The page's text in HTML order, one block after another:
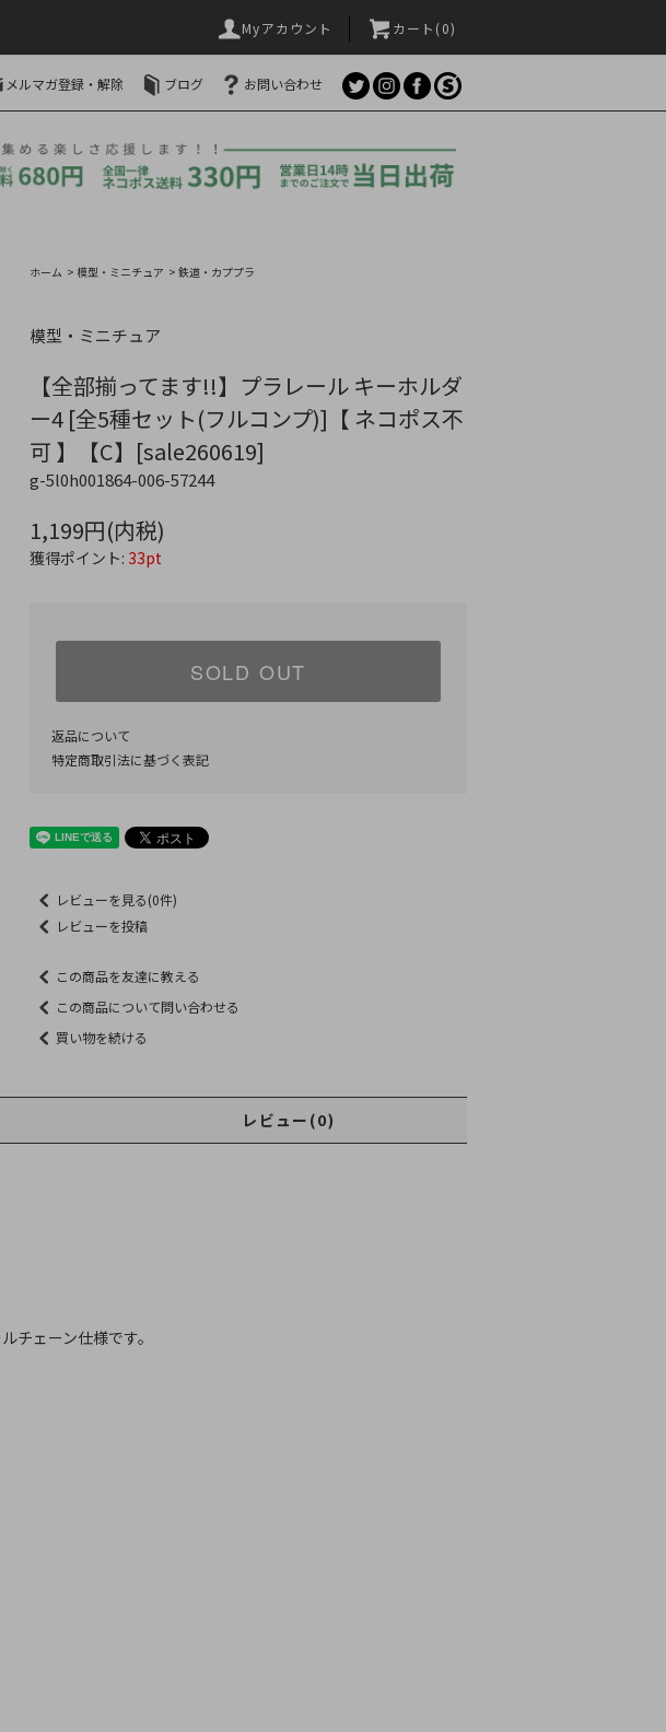
Myアカウント カート(0)
メルマガ登録・解除 ブログ お問い合わせ
ホーム > 模型・ミニチュア > 鉄道・カププラ
模型・ミニチュア
【全部揃ってます!!】プラレール キーホルダ
ー4 [全5種セット(フルコンプ)]【 ネコポス不
可 】【C】[sale260619]
g-5l0h001864-006-57244
1,199円(内税)
獲得ポイント: 33pt
SOLD OUT
返品について
特定商取引法に基づく表記
レビューを見る(0件)
レビューを投稿
この商品を友達に教える
この商品について問い合わせる
買い物を続ける
レビュー(0)
チェーン仕様です。